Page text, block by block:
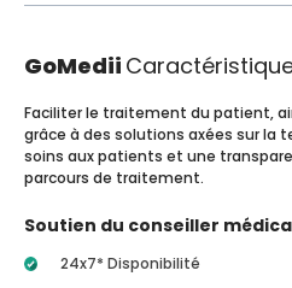
GoMedii
Faciliter le traitement du patient,
grâce à des solutions axées sur la
soins aux patients et une
parcours de traitement.
Soutien du conseiller
24x7* Disponibilité